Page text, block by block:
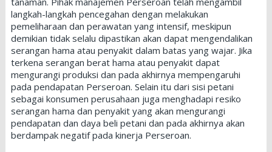
langkah-langkah pencegahan dengan melakukan
pemeliharaan dan perawatan yang intensif, meskipun
demikian tidak selalu dipastikan akan dapat mengendalikan
serangan hama atau penyakit dalam batas yang wajar. Jika
terkena serangan berat hama atau penyakit dapat
mengurangi produksi dan pada akhirnya mempengaruhi
pada pendapatan Perseroan. Selain itu dari sisi petani
sebagai konsumen perusahaan juga menghadapi resiko
serangan hama dan penyakit yang akan mengurangi
pendapatan dan daya beli petani dan pada akhirnya akan
berdampak negatif pada kinerja Perseroan.